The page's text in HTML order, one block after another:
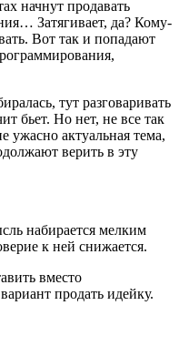
начнут продавать
Затягивает, да? Кому-
Вот так и попадают
тут разговаривать
бьет. Но нет, не все так
ужасно актуальная тема,
верить в эту
набирается мелким
к ней снижается.
вместо
продать идейку.